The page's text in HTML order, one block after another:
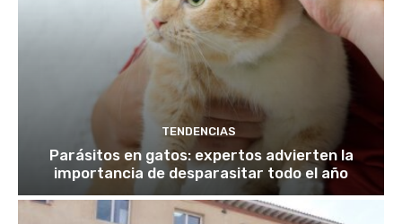
TENDENCIAS
Parásitos en gatos: expertos advierten la
importancia de desparasitar todo el año